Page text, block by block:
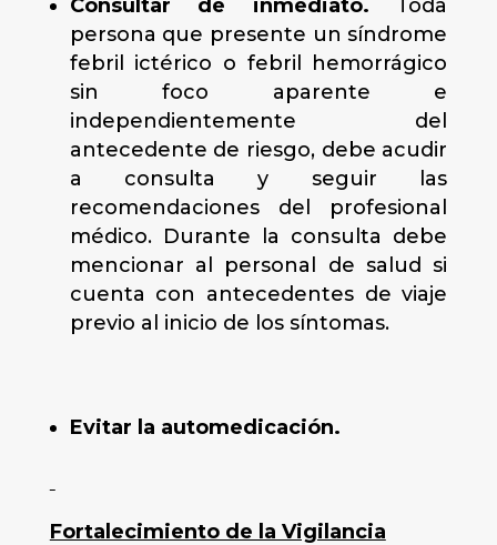
Consultar de inmediato. Toda
persona que presente un síndrome
febril ictérico o febril hemorrágico
sin foco aparente e
independientemente del
antecedente de riesgo, debe acudir
a consulta y seguir las
recomendaciones del profesional
médico. Durante la consulta debe
mencionar al personal de salud si
cuenta con antecedentes de viaje
previo al inicio de los síntomas.
Evitar la automedicación.
Fortalecimiento de la Vigilancia